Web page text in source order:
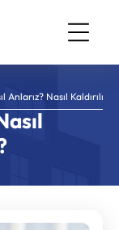
Nasıl Kaldırılır?